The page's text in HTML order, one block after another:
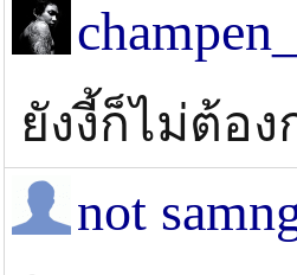
ยังงี้ก็ไม่ต้อ
not